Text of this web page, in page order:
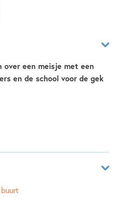
over een meisje met een
en de school voor de gek
het hoogste wat je kunt
beetje wat het is. En daarom
jaar